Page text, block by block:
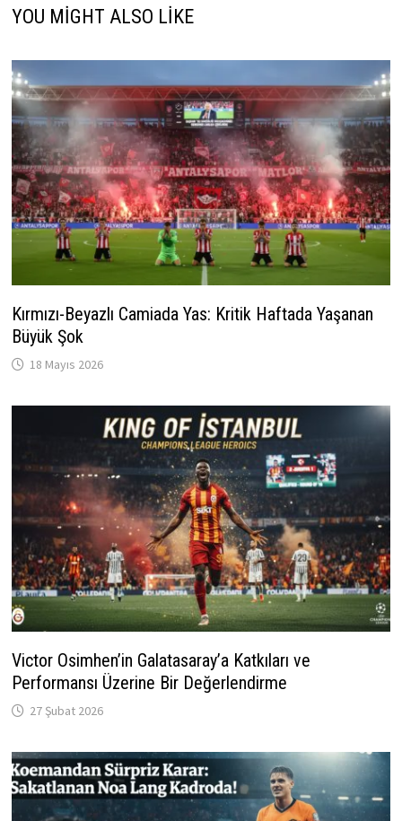
YOU MIGHT ALSO LIKE
Kırmızı-Beyazlı Camiada Yas: Kritik Haftada Yaşanan
Büyük Şok
18 Mayıs 2026
Victor Osimhen’in Galatasaray’a Katkıları ve
Performansı Üzerine Bir Değerlendirme
27 Şubat 2026